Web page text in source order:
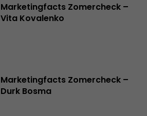
Marketingfacts Zomercheck –
Vita Kovalenko
Marketingfacts Zomercheck –
Durk Bosma